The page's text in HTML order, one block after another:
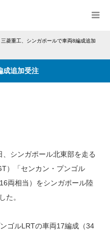
三菱重工、シンガポールで車両8編成追加
成追加受注
、シンガポール北東部を走る
）「センカン・プンゴル
両相当）をシンガポール陸
た。
ゴルLRTの車両17編成（34